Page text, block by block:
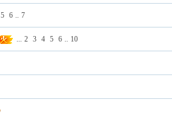
5 6 .. 7
... 2 3 4 5 6 .. 10